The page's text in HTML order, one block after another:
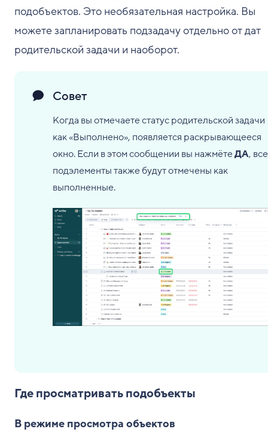
подобъектов. Это необязательная настройка. Вы
можете запланировать подзадачу отдельно от дат
родительской задачи и наоборот.
Совет
Когда вы отмечаете статус родительской задачи
как «Выполнено», появляется раскрывающееся
окно. Если в этом сообщении вы нажмётеДА, все
подэлементы также будут отмечены как
выполненные.
Где просматривать подобъекты
В режиме просмотра объектов